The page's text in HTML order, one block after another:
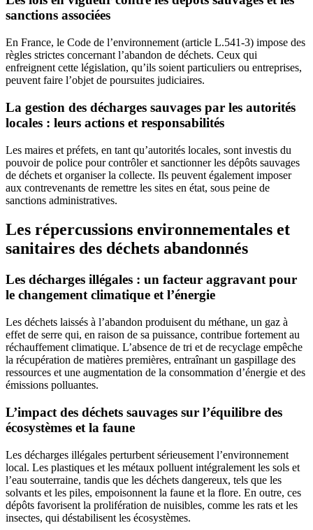
sanctions associées
En France, le Code de l’environnement (article L.541-3) impose des
règles strictes concernant l’abandon de déchets. Ceux qui
enfreignent cette législation, qu’ils soient particuliers ou entreprises,
peuvent faire l’objet de poursuites judiciaires.
La gestion des décharges sauvages par les autorités
locales : leurs actions et responsabilités
Les maires et préfets, en tant qu’autorités locales, sont investis du
pouvoir de police pour contrôler et sanctionner les dépôts sauvages
de déchets et organiser la collecte. Ils peuvent également imposer
aux contrevenants de remettre les sites en état, sous peine de
sanctions administratives.
Les répercussions environnementales et
sanitaires des déchets abandonnés
Les décharges illégales : un facteur aggravant pour
le changement climatique et l’énergie
Les déchets laissés à l’abandon produisent du méthane, un gaz à
effet de serre qui, en raison de sa puissance, contribue fortement au
réchauffement climatique. L’absence de tri et de recyclage empêche
la récupération de matières premières, entraînant un gaspillage des
ressources et une augmentation de la consommation d’énergie et des
émissions polluantes.
L’impact des déchets sauvages sur l’équilibre des
écosystèmes et la faune
Les décharges illégales perturbent sérieusement l’environnement
local. Les plastiques et les métaux polluent intégralement les sols et
l’eau souterraine, tandis que les déchets dangereux, tels que les
solvants et les piles, empoisonnent la faune et la flore. En outre, ces
dépôts favorisent la prolifération de nuisibles, comme les rats et les
insectes, qui déstabilisent les écosystèmes.